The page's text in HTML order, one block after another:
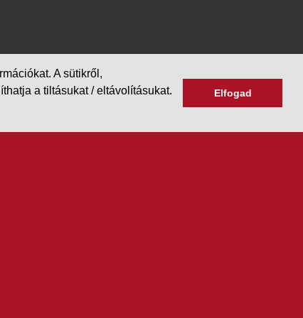
A sütikről,
a tiltásukat / eltávolításukat.
Elfogad